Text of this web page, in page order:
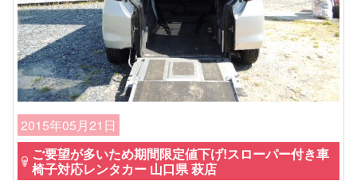
2015年05月21日
ご要望が多いため期間限定値下げ!スローパー付き車
椅子対応レンタカー 山口県 萩店